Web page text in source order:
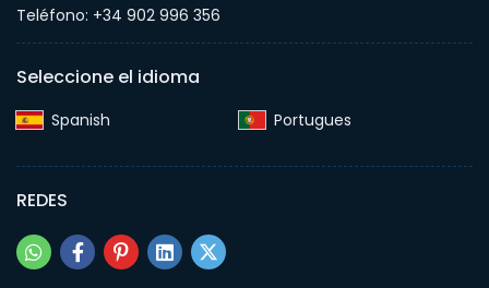
Teléfono: +34 902 996 356
Seleccione el idioma
Spanish‎ Portugues‎
REDES